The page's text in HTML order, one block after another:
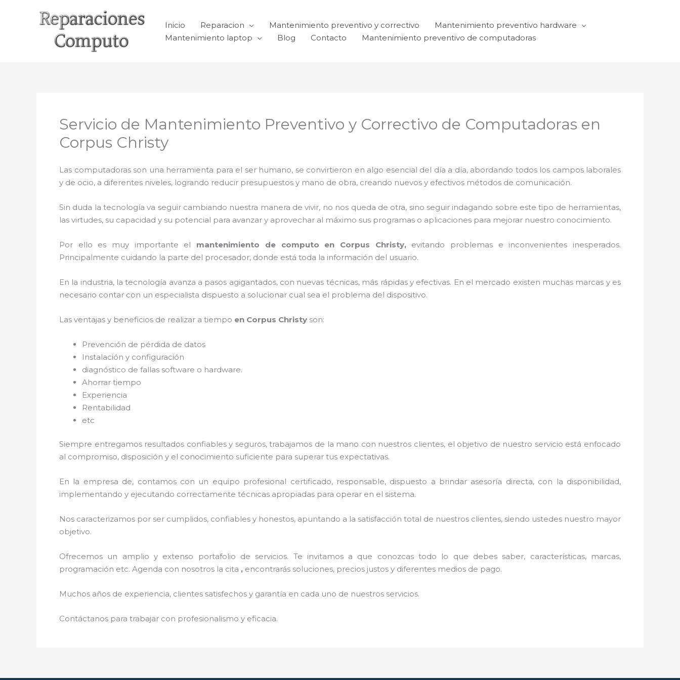
Inicio Reparacion Mantenimiento preventivo y correctivo
Mantenimiento preventivo hardware
Mantenimiento laptop
Blog Contacto Mantenimiento preventivo de computadoras
Servicio de Mantenimiento Preventivo y Correctivo de Computadoras en
Corpus Christy
Las computadoras son una herramienta para el ser humano, se convirtieron en algo esencial del día a día, abordando todos los campos laborales
y de ocio, a diferentes niveles, logrando reducir presupuestos y mano de obra, creando nuevos y efectivos métodos de comunicación.
Sin duda la tecnología va seguir cambiando nuestra manera de vivir, no nos queda de otra, sino seguir indagando sobre este tipo de herramientas,
las virtudes, su capacidad y su potencial para avanzar y aprovechar al máximo sus programas o aplicaciones para mejorar nuestro conocimiento.
Por ello es muy importante el mantenimiento de computo en Corpus Christy, evitando problemas e inconvenientes inesperados.
Principalmente cuidando la parte del procesador, donde está toda la información del usuario.
En la industria, la tecnología avanza a pasos agigantados, con nuevas técnicas, más rápidas y efectivas. En el mercado existen muchas marcas y es
necesario contar con un especialista dispuesto a solucionar cual sea el problema del dispositivo.
Las ventajas y beneficios de realizar a tiempo en Corpus Christy son:
Prevención de pérdida de datos
Instalación y configuración
diagnóstico de fallas software o hardware.
Ahorrar tiempo
Experiencia
Rentabilidad
etc
Siempre entregamos resultados confiables y seguros, trabajamos de la mano con nuestros clientes, el objetivo de nuestro servicio está enfocado
al compromiso, disposición y el conocimiento suficiente para superar tus expectativas.
En la empresa de, contamos con un equipo profesional certificado, responsable, dispuesto a brindar asesoría directa, con la disponibilidad,
implementando y ejecutando correctamente técnicas apropiadas para operar en el sistema.
Nos caracterizamos por ser cumplidos, confiables y honestos, apuntando a la satisfacción total de nuestros clientes, siendo ustedes nuestro mayor
objetivo.
Ofrecemos un amplio y extenso portafolio de servicios. Te invitamos a que conozcas todo lo que debes saber, características, marcas,
programación etc. Agenda con nosotros la cita , encontrarás soluciones, precios justos y diferentes medios de pago.
Muchos años de experiencia, clientes satisfechos y garantía en cada uno de nuestros servicios.
Contáctanos para trabajar con profesionalismo y eficacia.